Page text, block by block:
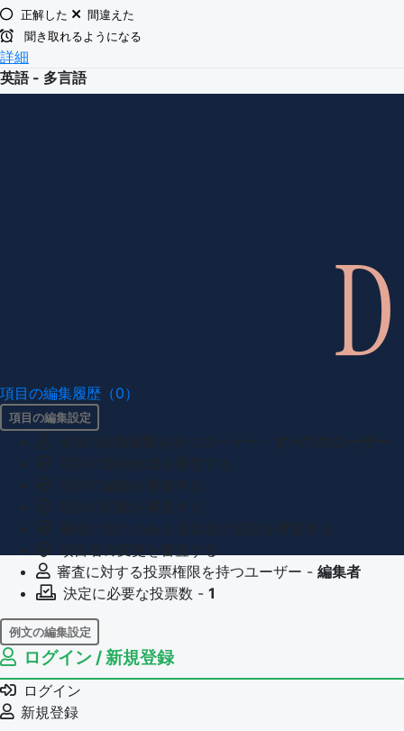
正解した
間違えた
聞き取れるようになる
詳細
英語 - 多言語
項目の編集履歴（0）
項目の編集設定
審査に対する投票権限を持つユーザー - 編集者
決定に必要な投票数 - 1
例文の編集設定
例文の編集権限を持つユーザー -
例文の削除を審査する
審査に対する投票権限を持つユーザー -
決定に必要な投票数 -
ログイン / 新規登録
ログイン
新規登録